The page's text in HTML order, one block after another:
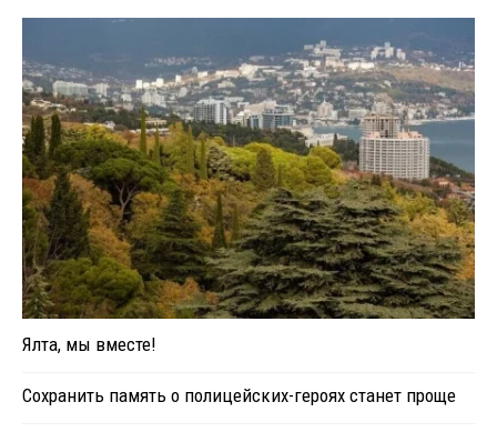
Ялта, мы вместе!
Сохранить память о полицейских-героях станет проще